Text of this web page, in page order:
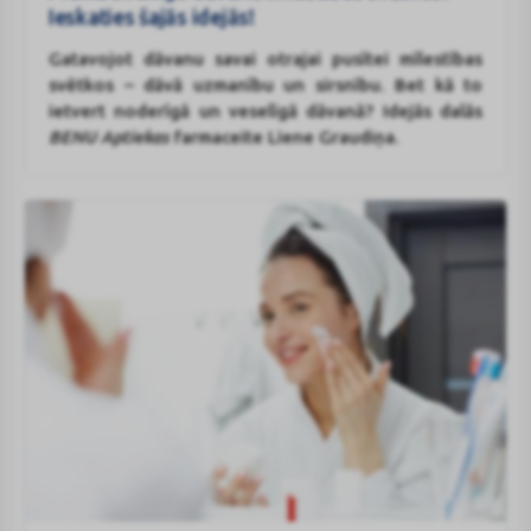
mīlestības
Ieskaties
šajās
idejās!
Ieskaties šajās idejās!
Gatavojot dāvanu savai otrajai pusītei mīlestības
svētkos – dāvā uzmanību un sirsnību. Bet kā to
ietvert noderīgā un veselīgā dāvanā? Idejās dalās
BENU Aptiekasfarmaceite Liene Graudiņa.